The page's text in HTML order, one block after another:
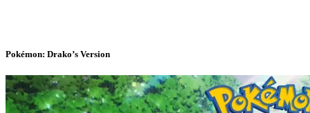
Pokémon: Drako’s Version